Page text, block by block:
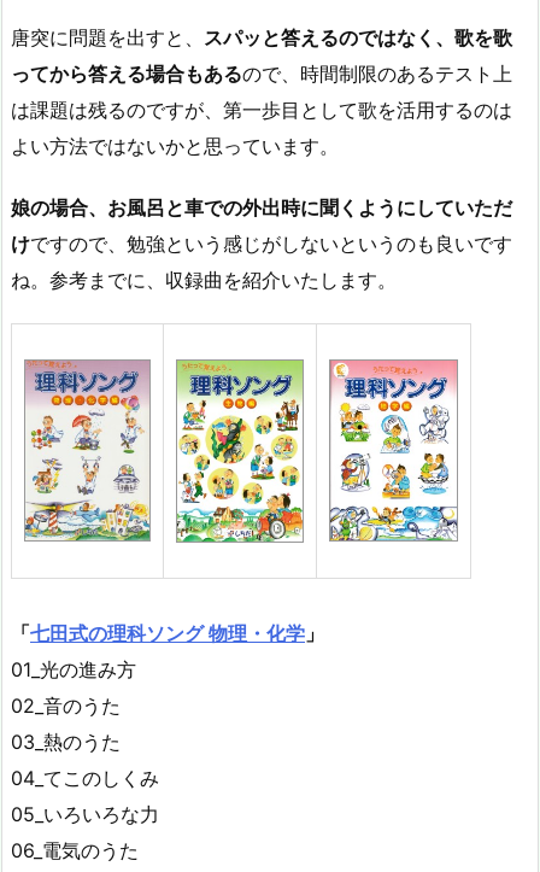
唐突に問題を出すと、 スパッと答えるのではなく、歌を歌
ってから答える場合もあるので、時間制限のあるテスト上
は課題は残るのですが、第一歩目として歌を活用するのは
よい方法ではないかと思っています。
娘の場合、お風呂と車での外出時に聞くようにしていただ
けですので、勉強という感じがしないというのも良いです
ね。参考までに、収録曲を紹介いたします。
「七田式の理科ソング 物理・化学 」
01_光の進み方
02_音のうた
03_熱のうた
04_てこのしくみ
05_いろいろな力
06_電気のうた